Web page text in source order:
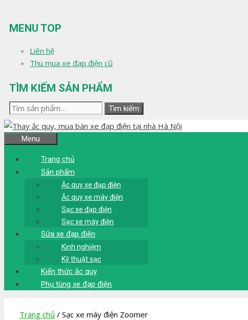
đến
nội
MENU TOP
Liên hệ
Thu mua xe đạp điện cũ
TÌM KIẾM SẢN PHẨM
Tìm
kiếm:
Tìm kiếm
Menu
Trang chủ
Sản phẩm
Ắc quy xe đạp điện
Ắc quy xe máy điện
Sạc xe đạp điện
Sạc xe máy điện
Sửa xe đạp điện
Kinh nghiệm
Kỹ thuật sạc
Kiến thức ắc quy
Phụ tùng xe đạp điện
Trang chủ / Sạc xe máy điện Zoomer